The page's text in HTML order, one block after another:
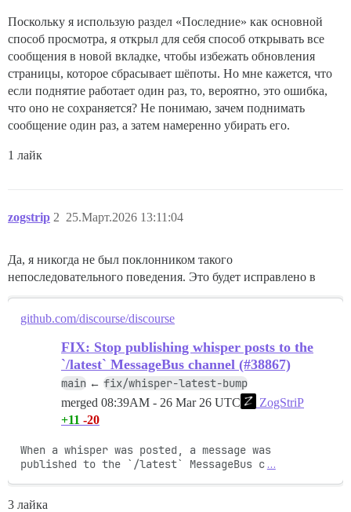
Поскольку я использую раздел «Последние» как основной
способ просмотра, я открыл для себя способ открывать все
сообщения в новой вкладке, чтобы избежать обновления
страницы, которое сбрасывает шёпоты. Но мне кажется, что
если поднятие работает один раз, то, вероятно, это ошибка,
что оно не сохраняется? Не понимаю, зачем поднимать
сообщение один раз, а затем намеренно убирать его.
1 лайк
zogstrip 25.Март.2026 13:11:04
2
Да, я никогда не был поклонником такого
непоследовательного поведения. Это будет исправлено в
github.com/discourse/discourse
FIX: Stop publishing whisper posts to the
`/latest` MessageBus channel (#38867)
main ← fix/whisper-latest-bump
merged 08:39AM - 26 Mar 26 UTC
ZogStriP
+11 -20
When a whisper was posted, a message was
published to the `/latest` MessageBus c …
3 лайка